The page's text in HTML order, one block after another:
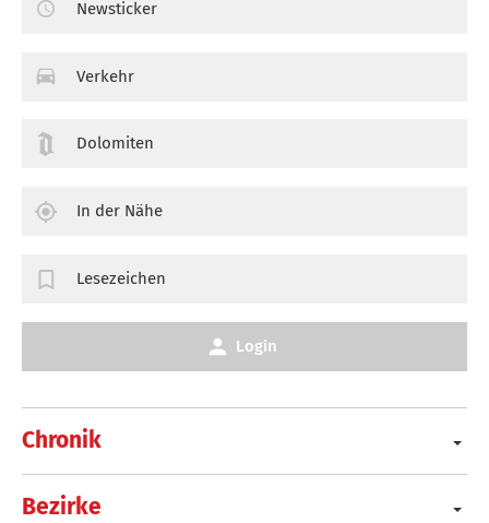
Chronik
Bezirke
Newsticker
Verkehr
Dolomiten
In der Nähe
Lesezeichen
Login